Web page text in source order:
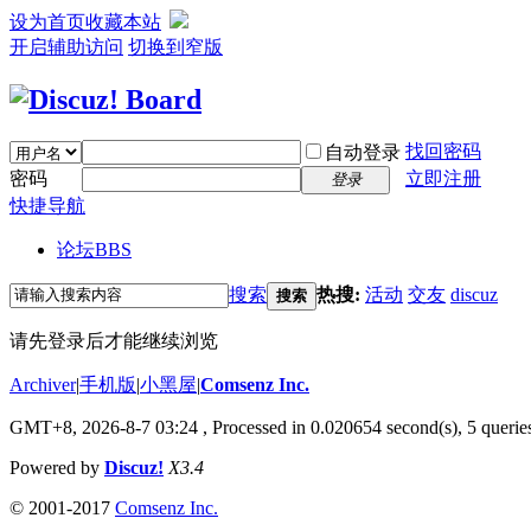
设为首页收藏本站
开启辅助访问 切换到窄版
自动登录 找回密码
密码
登录
立即注册
快捷导航
论坛BBS
搜索 搜索 热搜: 活动 交友 discuz
请先登录后才能继续浏览
Archiver|手机版|小黑屋|Comsenz Inc.
GMT+8, 2026-8-7 03:24 , Processed in 0.020654 second(s), 5
Powered by Discuz! X3.4
© 2001-2017 Comsenz Inc.